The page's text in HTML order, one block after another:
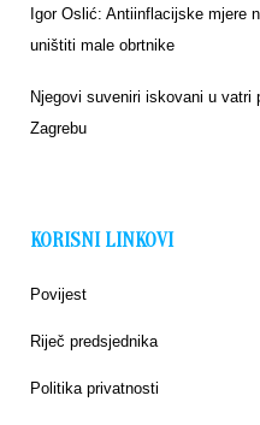
Igor Oslić: Antiinflacijske mjere
uništiti male obrtnike
Njegovi suveniri iskovani u vatri
Zagrebu
KORISNI LINKOVI
Povijest
Riječ predsjednika
Politika privatnosti